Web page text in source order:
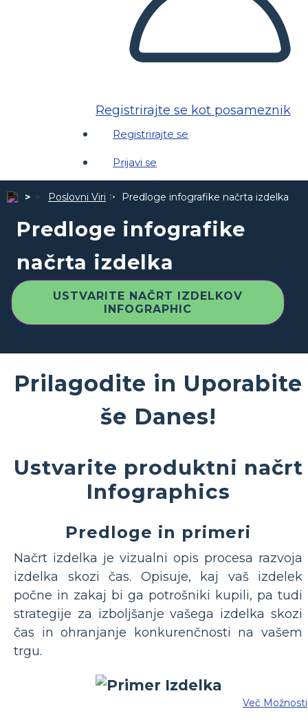
Registrirajte se kot posameznik
Registrirajte se
Prijavi se
Poslovni Viri Predloge infografike načrta izdelka
Predloge infografike
načrta izdelka
USTVARITE NAČRT IZDELKOV
INFOGRAPHIC
Prilagodite in Uporabite
še Danes!
Ustvarite produktni načrt
Infographics
Predloge in primeri
Načrt izdelka je vizualni opis procesa razvoja
izdelka skozi čas. Opisuje, kaj vaš izdelek
počne in zakaj bi ga potrošniki kupili, pa tudi
strategije za izboljšanje vašega izdelka skozi
čas in ohranjanje konkurenčnosti na vašem
trgu.
Več Možnosti